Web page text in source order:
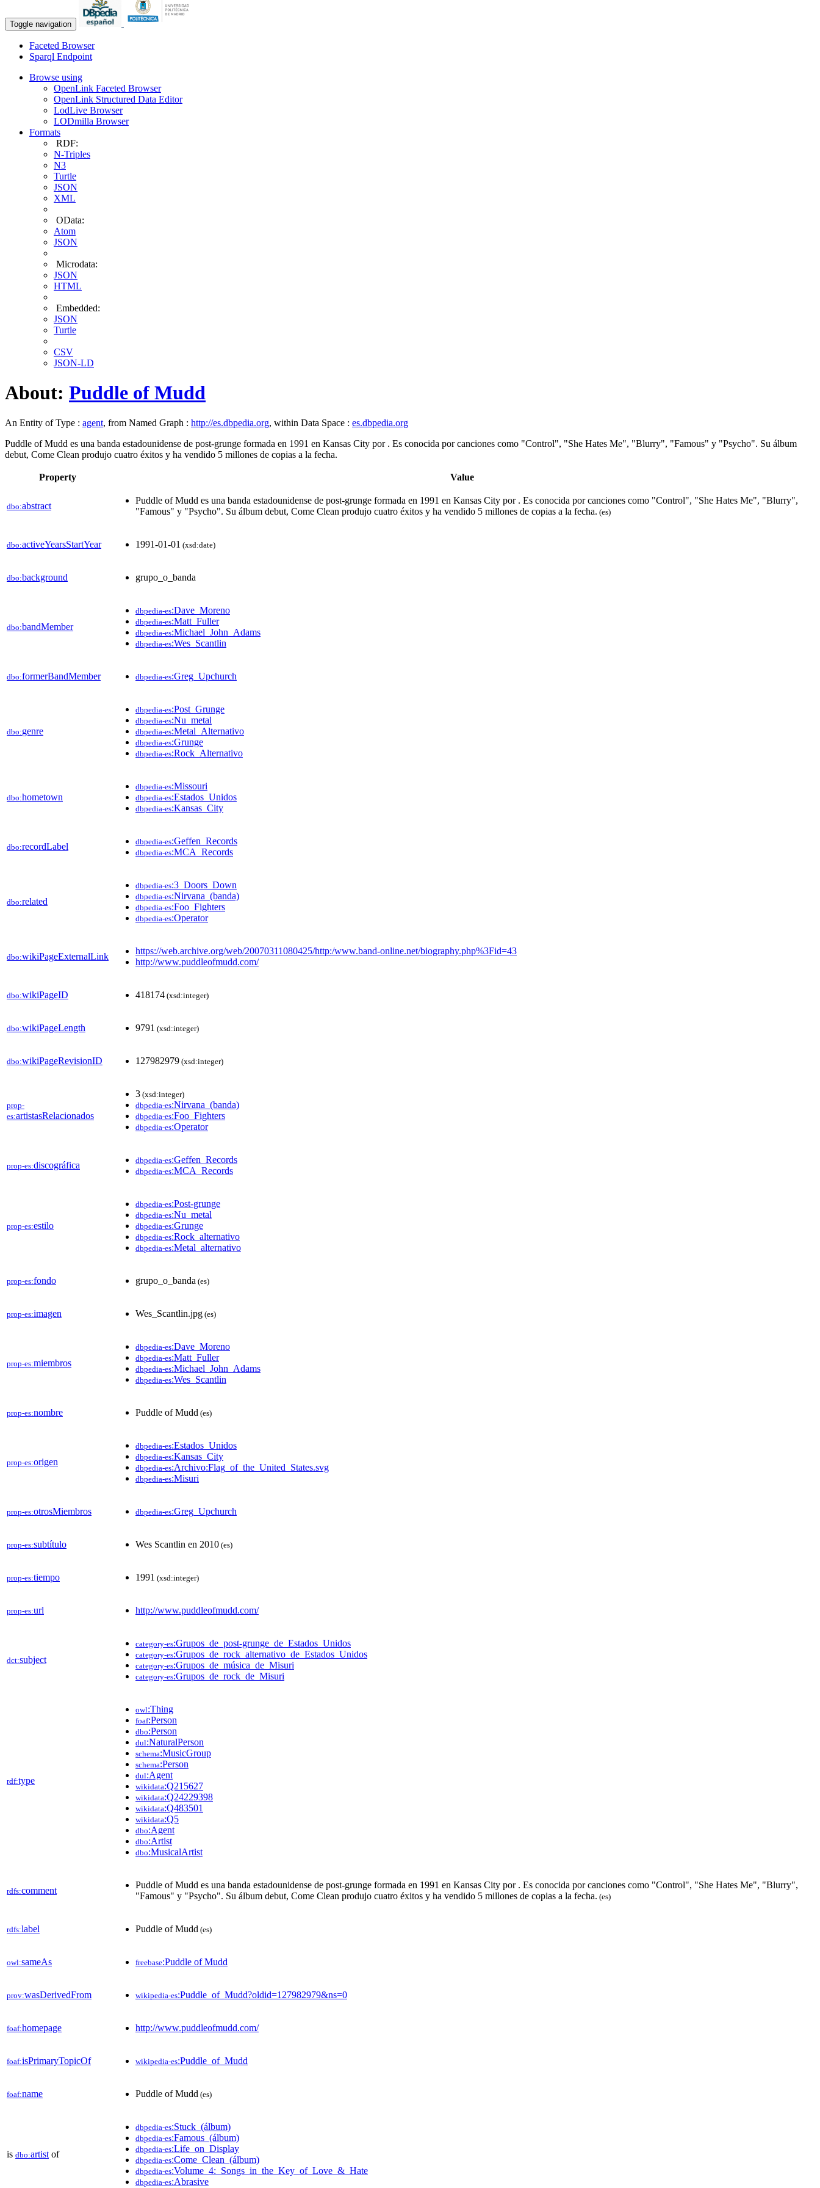
Toggle navigation
Faceted Browser
Sparql Endpoint
Browse using
OpenLink Faceted Browser
OpenLink Structured Data Editor
LodLive Browser
LODmilla Browser
Formats
RDF:
N-Triples
N3
Turtle
JSON
XML
OData:
Atom
JSON
Microdata:
JSON
HTML
Embedded:
JSON
Turtle
CSV
JSON-LD
About: Puddle of Mudd
An Entity of Type : agent, from Named Graph : http://es.dbpedia.org, within Data Space : es.dbpedia.org
Puddle of Mudd es una banda estadounidense de post-grunge formada en 1991 en Kansas City por . Es conocida por canciones como "Control", "She Hates Me", "Blurry", "Famous" y "Psycho". Su álbum
debut, Come Clean produjo cuatro éxitos y ha vendido 5 millones de copias a la fecha.
Property Value
dbo:abstract
Puddle of Mudd es una banda estadounidense de post-grunge formada en 1991 en Kansas City por . Es conocida por canciones como "Control", "She Hates Me", "Blurry",
"Famous" y "Psycho". Su álbum debut, Come Clean produjo cuatro éxitos y ha vendido 5 millones de copias a la fecha. (es)
dbo:activeYearsStartYear 1991-01-01 (xsd:date)
dbo:background grupo_o_banda
dbo:bandMember
dbpedia-es:Dave_Moreno
dbpedia-es:Matt_Fuller
dbpedia-es:Michael_John_Adams
dbpedia-es:Wes_Scantlin
dbo:formerBandMember dbpedia-es:Greg_Upchurch
dbo:genre
dbpedia-es:Post_Grunge
dbpedia-es:Nu_metal
dbpedia-es:Metal_Alternativo
dbpedia-es:Grunge
dbpedia-es:Rock_Alternativo
dbo:hometown
dbpedia-es:Missouri
dbpedia-es:Estados_Unidos
dbpedia-es:Kansas_City
dbo:recordLabel dbpedia-es:Geffen_Records
dbpedia-es:MCA_Records
dbo:related
dbpedia-es:3_Doors_Down
dbpedia-es:Nirvana_(banda)
dbpedia-es:Foo_Fighters
dbpedia-es:Operator
dbo:wikiPageExternalLink
https://web.archive.org/web/20070311080425/http:/www.band-online.net/biography.php%3Fid=43
http://www.puddleofmudd.com/
dbo:wikiPageID 418174 (xsd:integer)
dbo:wikiPageLength 9791 (xsd:integer)
dbo:wikiPageRevisionID 127982979 (xsd:integer)
prop-
es:artistasRelacionados
3 (xsd:integer)
dbpedia-es:Nirvana_(banda)
dbpedia-es:Foo_Fighters
dbpedia-es:Operator
prop-es:discográfica dbpedia-es:Geffen_Records
dbpedia-es:MCA_Records
prop-es:estilo
dbpedia-es:Post-grunge
dbpedia-es:Nu_metal
dbpedia-es:Grunge
dbpedia-es:Rock_alternativo
dbpedia-es:Metal_alternativo
prop-es:fondo grupo_o_banda (es)
prop-es:imagen Wes_Scantlin.jpg (es)
prop-es:miembros
dbpedia-es:Dave_Moreno
dbpedia-es:Matt_Fuller
dbpedia-es:Michael_John_Adams
dbpedia-es:Wes_Scantlin
prop-es:nombre Puddle of Mudd (es)
prop-es:origen
dbpedia-es:Estados_Unidos
dbpedia-es:Kansas_City
dbpedia-es:Archivo:Flag_of_the_United_States.svg
dbpedia-es:Misuri
prop-es:otrosMiembros dbpedia-es:Greg_Upchurch
prop-es:subtítulo Wes Scantlin en 2010 (es)
prop-es:tiempo 1991 (xsd:integer)
prop-es:url http://www.puddleofmudd.com/
dct:subject
category-es:Grupos_de_post-grunge_de_Estados_Unidos
category-es:Grupos_de_rock_alternativo_de_Estados_Unidos
category-es:Grupos_de_música_de_Misuri
category-es:Grupos_de_rock_de_Misuri
rdf:type
owl:Thing
foaf:Person
dbo:Person
dul:NaturalPerson
schema:MusicGroup
schema:Person
dul:Agent
wikidata:Q215627
wikidata:Q24229398
wikidata:Q483501
wikidata:Q5
dbo:Agent
dbo:Artist
dbo:MusicalArtist
rdfs:comment
Puddle of Mudd es una banda estadounidense de post-grunge formada en 1991 en Kansas City por . Es conocida por canciones como "Control", "She Hates Me", "Blurry",
"Famous" y "Psycho". Su álbum debut, Come Clean produjo cuatro éxitos y ha vendido 5 millones de copias a la fecha. (es)
rdfs:label Puddle of Mudd (es)
owl:sameAs freebase:Puddle of Mudd
prov:wasDerivedFrom wikipedia-es:Puddle_of_Mudd?oldid=127982979&ns=0
foaf:homepage http://www.puddleofmudd.com/
foaf:isPrimaryTopicOf wikipedia-es:Puddle_of_Mudd
foaf:name Puddle of Mudd (es)
is dbo:artist of
dbpedia-es:Stuck_(álbum)
dbpedia-es:Famous_(álbum)
dbpedia-es:Life_on_Display
dbpedia-es:Come_Clean_(álbum)
dbpedia-es:Volume_4:_Songs_in_the_Key_of_Love_&_Hate
dbpedia-es:Abrasive